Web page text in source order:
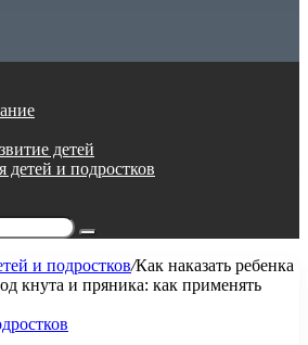
детей
детей и подростков
Поиск...
и подростков/Как наказать ребенка
кнута и пряника: как применять